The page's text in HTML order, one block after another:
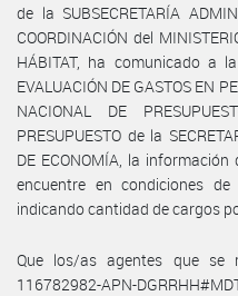
de la SUBSECRETARÍA
COORDINACIÓN del
HÁBITAT, ha comunicado a la
EVALUACIÓN DE GASTOS EN
NACIONAL DE
PRESUPUESTO de la
DE ECONOMÍA, la
encuentre en condiciones
indicando cantidad de cargos
Que los/as agentes que se
116782982-APN-